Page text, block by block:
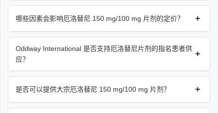
哪些因素会影响厄洛替尼 150 mg/100 mg 片剂的定价？ +
Oddway International 是否支持厄洛替尼片剂的指名患者供
应？
+
是否可以提供大宗厄洛替尼 150 mg/100 mg 片剂？ +